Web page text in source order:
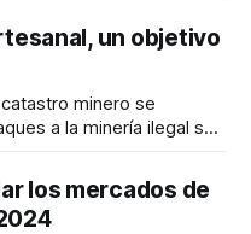
un objetivo
minero se
a la minería ilegal se
los mercados de